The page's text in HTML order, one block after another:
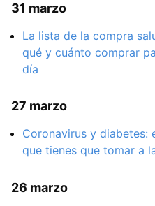
31 marzo
La lista de la compra
qué y cuánto comprar
día
27 marzo
Coronavirus y diabetes:
que tienes que tomar a
26 marzo